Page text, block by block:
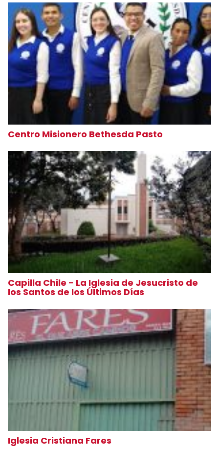
Centro Misionero Bethesda Pasto
Capilla Chile - La Iglesia de Jesucristo de
los Santos de los Últimos Días
Iglesia Cristiana Fares